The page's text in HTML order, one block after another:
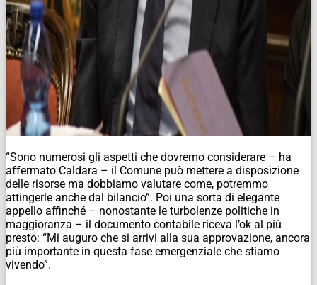
“Sono numerosi gli aspetti che dovremo considerare – ha
affermato Caldara – il Comune può mettere a disposizione
delle risorse ma dobbiamo valutare come, potremmo
attingerle anche dal bilancio”. Poi una sorta di elegante
appello affinché – nonostante le turbolenze politiche in
maggioranza – il documento contabile riceva l’ok al più
presto: “Mi auguro che si arrivi alla sua approvazione, ancora
più importante in questa fase emergenziale che stiamo
vivendo”.